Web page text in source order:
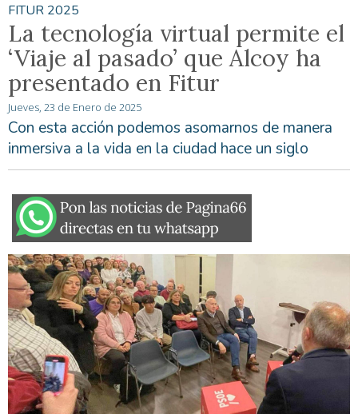
FITUR 2025
La tecnología virtual permite el
‘Viaje al pasado’ que Alcoy ha
presentado en Fitur
Jueves, 23 de Enero de 2025
Con esta acción podemos asomarnos de manera
inmersiva a la vida en la ciudad hace un siglo